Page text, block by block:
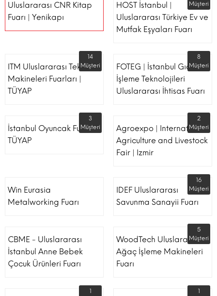
Uluslararası CNR Kitap
Fuarı | Yenikapı
HOST İstanbul |
Uluslararası Türkiye Ev ve
Mutfak Eşyaları Fuarı
Müşteri
ITM Uluslararası Tekstil
Makineleri Fuarları |
TÜYAP
14
Müşteri
FOTEG | İstanbul Gıda
İşleme Teknolojileri
Uluslararası İhtisas Fuarı
8
Müşteri
İstanbul Oyuncak Fuarı -
TÜYAP
3
Müşteri
Agroexpo | International
Agriculture and Livestock
Fair | Izmir
2
Müşteri
Win Eurasia
Metalworking Fuarı
IDEF Uluslararası
Savunma Sanayii Fuarı
16
Müşteri
CBME - Uluslararası
İstanbul Anne Bebek
Çocuk Ürünleri Fuarı
WoodTech Uluslararası
Ağaç İşleme Makineleri
Fuarı
5
Müşteri
1
1